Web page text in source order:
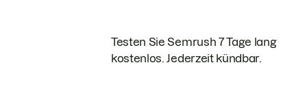
Testen Sie Semrush 7 Tage lang
kostenlos. Jederzeit kündbar.